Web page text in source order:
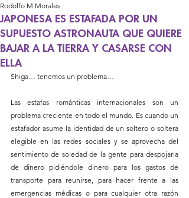
JAPONESA ES ESTAFADA POR UN
SUPUESTO ASTRONAUTA QUE QUIERE
BAJAR A LA TIERRA Y CASARSE CON
ELLA
Rodolfo M Morales
Shiga… tenemos un problema…
Las estafas románticas internacionales son un
problema creciente en todo el mundo. Es cuando un
estafador asume la identidad de un soltero o soltera
elegible en las redes sociales y se aprovecha del
sentimiento de soledad de la gente para despojarla
de dinero pidiéndole dinero para los gastos de
transporte para reunirse, para hacer frente a las
emergencias médicas o para cualquier otra razón